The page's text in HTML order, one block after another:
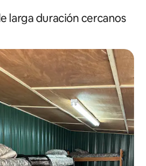
larga duración cercanos